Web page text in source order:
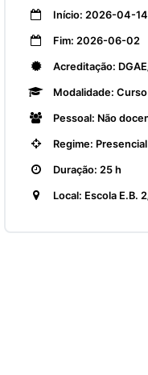
Início: 2026-04-14
Fim: 2026-06-02
Acreditação:
Modalidade: Curso
Pessoal: Não
Regime: Presencial
Duração: 25 h
Local: Escola E.B.